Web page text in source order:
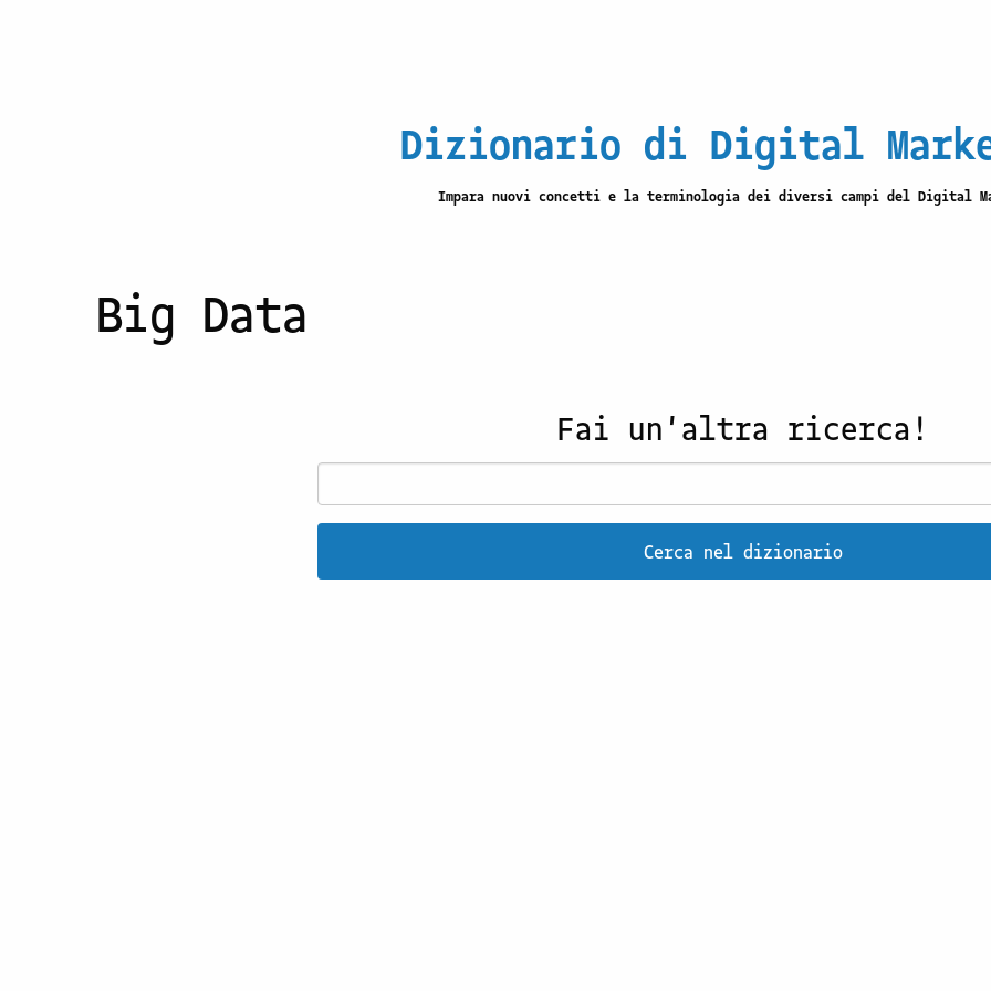
Dizionario di Digital
Impara nuovi concetti e la terminologia dei diversi campi del Digital
Big Data
Fai un'altra ricerca!
Cerca nel dizionario